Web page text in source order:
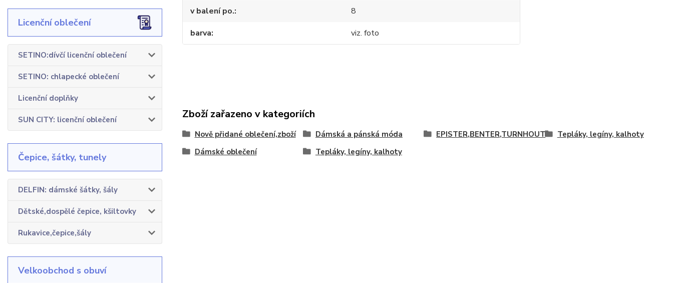
Licenční oblečení
SETINO:dívčí licenční oblečení
SETINO: chlapecké oblečení
Licenční doplňky
SUN CITY: licenční oblečení
Čepice, šátky, tunely
DELFIN: dámské šátky, šály
Dětské,dospělé čepice, kšiltovky
Rukavice,čepice,šály
Velkoobchod s obuví
v balení po.
8
barva
viz. foto
Zboží zařazeno v kategoriích
Nově přidané oblečení,zboží Dámská a pánská móda EPISTER,BENTER,TURNHOUT
Tepláky, legíny, kalhoty
Dámské oblečení
Tepláky, legíny, kalhoty